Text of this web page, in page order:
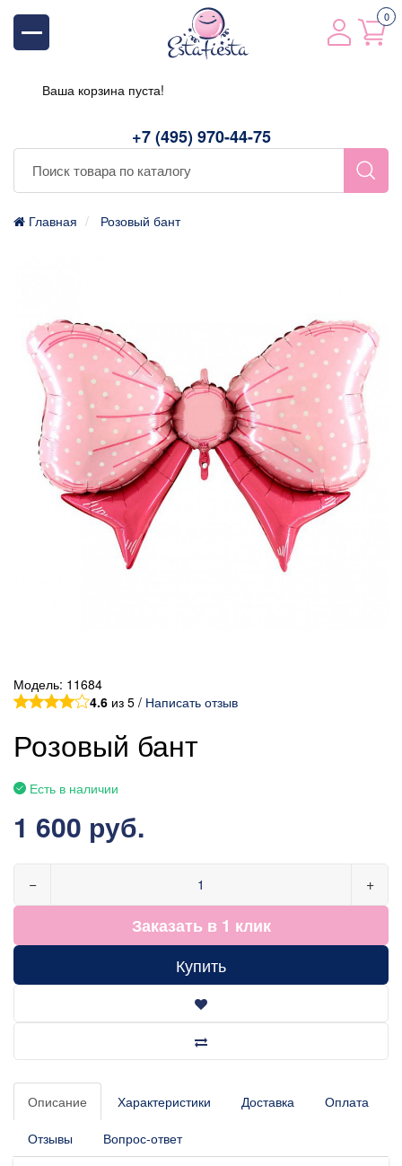
+7 (495) 970-44-75
0
Ваша корзина пуста!
Главная Розовый бант
Модель: 11684
4.6 из 5 / Написать отзыв
Розовый бант
Есть в наличии
1 600 руб.
− +
Заказать в 1 клик
Купить
Описание Характеристики Доставка Оплата
Отзывы Вопрос-ответ